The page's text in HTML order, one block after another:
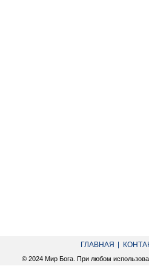
ГЛАВНАЯ
© 2024 Мир Бога. При любом